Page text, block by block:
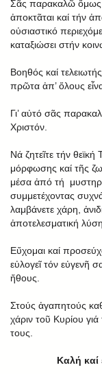
Σᾶς παρακαλῶ ὅμως
ἀποκτᾶται καί τήν
οὐσιαστικό
καταξιώσει στήν
Βοηθός καί
πρῶτα ἀπ’ ὅλους
Γι’ αὐτό σᾶς
Χριστόν.
Νά ζητεῖτε τήν
μόρφωσης καί τῆς
μέσα ἀπό τή
συμμετέχοντας
λαμβάνετε χάρη,
ἀποτελεσματική
Εὔχομαι καί
εὐλογεῖ τόν εὐγενῆ
ἤθους.
Στούς ἀγαπητούς
χάριν τοῦ Κυρίου
τους.
Καλή καί